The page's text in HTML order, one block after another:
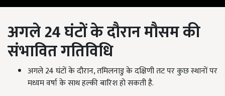
अगले24घंटों के दौरान मौसम की
संभावित गतिविधि
अगले 24 घंटों के दौरान, तमिलनाडु के दक्षिणी तट पर कुछ स्थानों पर
मध्यम वर्षा के साथ हल्की बारिश हो सकती है.